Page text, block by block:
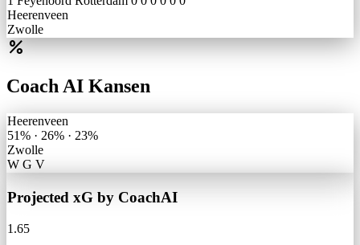
Heerenveen
Zwolle
percent
Coach AI Kansen
Heerenveen
51% · 26% · 23%
Zwolle
W G V
Projected xG by CoachAI
1.65